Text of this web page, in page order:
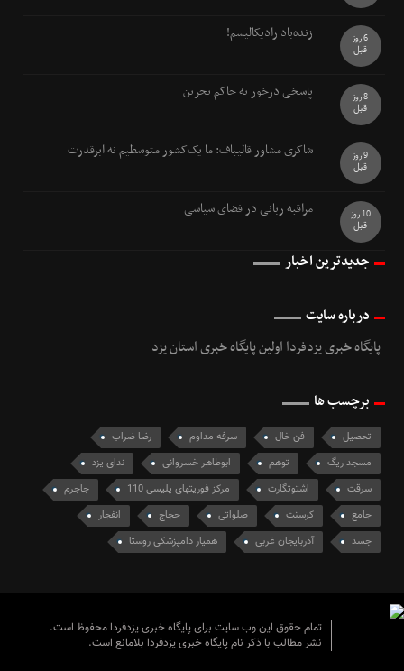
زنده‌باد رادیکالیسم! 6 روز
قبل
پاسخی درخور به حاکم بحرین 8 روز
قبل
شاکری مشاور قالیباف: ما یک‌کشور متوسطیم نه ابرقدرت 9 روز
قبل
مراقبه زبانی در فضای سیاسی 10 روز
قبل
جدیدترین اخبار
درباره سایت
پایگاه خبری یزدفردا اولین پایگاه خبری استان یزد
برچسب ها
تحصیل فن خال سرفه مداوم
رضا ضراب
مسجد ریگ
توهم ابوطاهر خسروانی
ندای یزد
سرقت
اشتوتگارت مرکز فوریت­های پلیسی 110
جاجرم
جامع
کرسنت صلواتی حجاج
انفجار
جسد
آذربایجان غربی همیار دامپزشکی روستا
تمام حقوق این وب سایت برای پایگاه خبری یزدفردا محفوظ است.
نشر مطالب با ذکر نام پایگاه خبری یزدفردا بلامانع است.